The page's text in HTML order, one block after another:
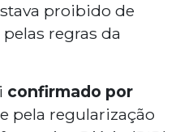
proibido de
regras da
confirmado por
e pela regularização